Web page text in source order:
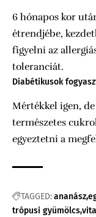
6 hónapos kor
étrendjébe,
figyelni az
toleranciát.
Diabétikusok
Mértékkel igen,
természetes
egyeztetni a
TAGGED:ananász
trópusi gyümölcs